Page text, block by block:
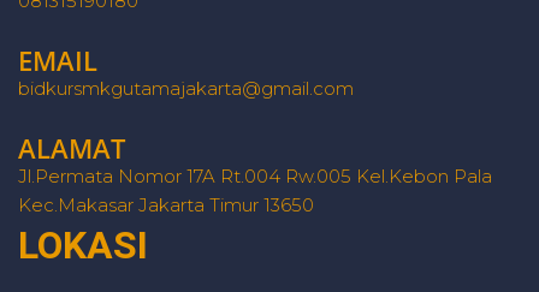
EMAIL
bidkursmkgutamajakarta@gmail.com
ALAMAT
Jl.Permata Nomor 17A Rt.004 Rw.005 Kel.Kebon Pala
Kec.Makasar Jakarta Timur 13650
LOKASI